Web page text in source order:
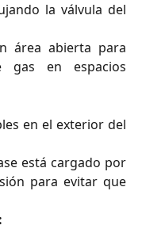
la válvula del
área abierta para
gas en espacios
en el exterior del
está cargado por
para evitar que